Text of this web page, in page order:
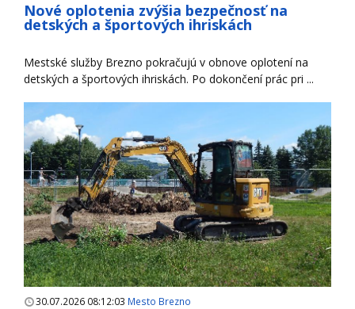
Nové oplotenia zvýšia bezpečnosť na
detských a športových ihriskách
Mestské služby Brezno pokračujú v obnove oplotení na
detských a športových ihriskách. Po dokončení prác pri ...
30.07.2026 08:12:03 Mesto Brezno